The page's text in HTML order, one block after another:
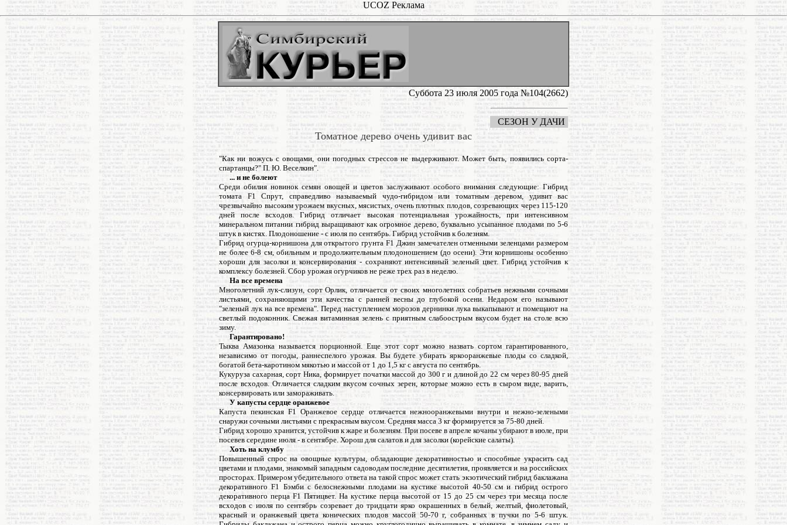
UCOZ Реклама
Суббота 23 июля 2005 года №104(2662)
СЕЗОН У ДАЧИ
Томатное дерево очень удивит вас
"Как ни вожусь с овощами, они погодных стрессов не выдерживают. Может быть, появились сорта-
спартанцы?" П. Ю. Веселкин".
... и не болеют
Среди обилия новинок семян овощей и цветов заслуживают особого внимания следующие: Гибрид
томата F1 Спрут, справедливо называемый чудо-гибридом или томатным деревом, удивит вас
чрезвычайно высоким урожаем вкусных, мясистых, очень плотных плодов, созревающих через 115-120
дней после всходов. Гибрид отличает высокая потенциальная урожайность, при интенсивном
минеральном питании гибрид выращивают как огромное дерево, буквально усыпанное плодами по 5-6
штук в кистях. Плодоношение - с июля по сентябрь. Гибрид устойчив к болезням.
Гибрид огурца-корнишона для открытого грунта F1 Джин замечателен отменными зеленцами размером
не более 6-8 см, обильным и продолжительным плодоношением (до осени). Эти корнишоны особенно
хороши для засолки и консервирования - сохраняют интенсивный зеленый цвет. Гибрид устойчив к
комплексу болезней. Сбор урожая огурчиков не реже трех раз в неделю.
На все времена
Многолетний лук-слизун, сорт Орлик, отличается от своих многолетних собратьев нежными сочными
листьями, сохраняющими эти качества с ранней весны до глубокой осени. Недаром его называют
"зеленый лук на все времена". Перед наступлением морозов дернинки лука выкапывают и помещают на
светлый подоконник. Свежая витаминная зелень с приятным слабоострым вкусом будет на столе всю
зиму.
Гарантировано!
Тыква Амазонка называется порционной. Еще этот сорт можно назвать сортом гарантированного,
независимо от погоды, раннеспелого урожая. Вы будете убирать яркооранжевые плоды со сладкой,
богатой бета-каротином мякотью и массой от 1 до 1,5 кг с августа по сентябрь.
Кукуруза сахарная, сорт Ника, формирует початки массой до 300 г и длиной до 22 см через 80-95 дней
после всходов. Отличается сладким вкусом сочных зерен, которые можно есть в сыром виде, варить,
консервировать или замораживать.
У капусты сердце оранжевое
Капуста пекинская F1 Оранжевое сердце отличается нежнооранжевыми внутри и нежно-зелеными
снаружи сочными листьями с прекрасным вкусом. Средняя масса 3 кг формируется за 75-80 дней.
Гибрид хорошо хранится, устойчив к жаре и болезням. При посеве в апреле кочаны убирают в июле, при
посевев середине июля - в сентябре. Хорош для салатов и для засолки (корейские салаты).
Хоть на клумбу
Повышенный спрос на овощные культуры, обладающие декоративностью и способные украсить сад
цветами и плодами, знакомый западным садоводам последние десятилетия, проявляется и на российских
просторах. Примером убедительного ответа на такой спрос может стать экзотический гибрид баклажана
декоративного F1 Бэмби с белоснежными плодами на кустике высотой 40-50 см и гибрид острого
декоративного перца F1 Пятицвет. На кустике перца высотой от 15 до 25 см через три месяца после
всходов с июля по сентябрь созревает до тридцати ярко окрашенных в белый, желтый, фиолетовый,
красный и оранжевый цвета конических плодов массой 50-70 г, собранных в пучки по 5-6 штук.